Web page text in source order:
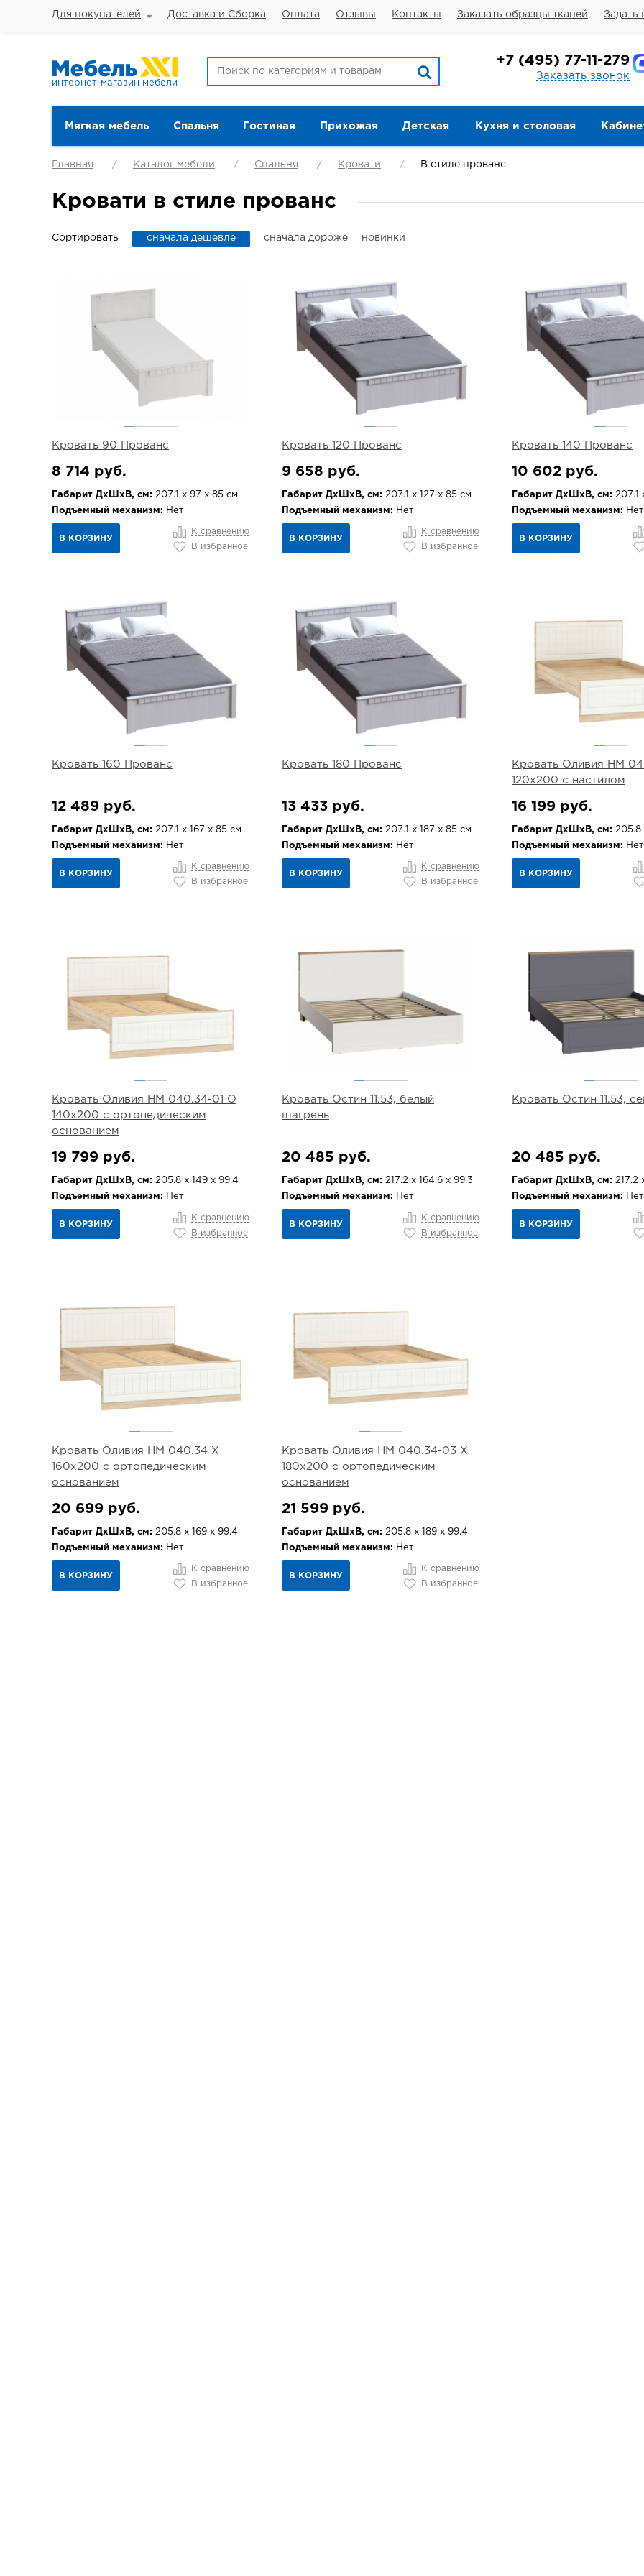
Для покупателей Доставка и Сборка Оплата Отзывы Контакты Заказать образцы тканей Задать
интернет-магазин мебели
+7 (495) 77-11-279
Заказать звонок
Мягкая мебель Спальня Гостиная Прихожая Детская Кухня и столовая
Главная Каталог мебели Спальня Кровати В стиле прованс
Кровати в стиле прованс
Сортировать сначала дешевле сначала дороже новинки
Кровать 90 Прованс
8 714 руб.
Габарит ДхШхВ, см: 207.1 х 97 х 85 см
Подъемный механизм: Нет
В КОРЗИНУ
К сравнению
В избранное
Кровать 120 Прованс
9 658 руб.
Габарит ДхШхВ, см: 207.1 х 127 х 85 см
Подъемный механизм: Нет
В КОРЗИНУ
К сравнению
В избранное
Кровать 140 Прованс
10 602 руб.
Габарит ДхШхВ, см: 207.1
Подъемный механизм: Нет
В КОРЗИНУ
Кровать 160 Прованс
12 489 руб.
Габарит ДхШхВ, см: 207.1 х 167 х 85 см
Подъемный механизм: Нет
В КОРЗИНУ
К сравнению
В избранное
Кровать 180 Прованс
13 433 руб.
Габарит ДхШхВ, см: 207.1 х 187 х 85 см
Подъемный механизм: Нет
В КОРЗИНУ
К сравнению
В избранное
Кровать Оливия НМ
120х200 с настилом
16 199 руб.
Габарит ДхШхВ, см: 205.8
Подъемный механизм: Нет
В КОРЗИНУ
Кровать Оливия НМ 040.34-01 О
140х200 с ортопедическим
основанием
19 799 руб.
Габарит ДхШхВ, см: 205.8 х 149 х 99.4
Подъемный механизм: Нет
В КОРЗИНУ
К сравнению
В избранное
Кровать Остин 11.53, белый
шагрень
20 485 руб.
Габарит ДхШхВ, см: 217.2 х 164.6 х 99.3
Подъемный механизм: Нет
В КОРЗИНУ
К сравнению
В избранное
Кровать Остин 11.53,
20 485 руб.
Габарит ДхШхВ, см: 217.2
Подъемный механизм: Нет
В КОРЗИНУ
Кровать Оливия НМ 040.34 Х
160х200 с ортопедическим
основанием
20 699 руб.
Габарит ДхШхВ, см: 205.8 х 169 х 99.4
Подъемный механизм: Нет
В КОРЗИНУ
К сравнению
В избранное
Кровать Оливия НМ 040.34-03 Х
180х200 с ортопедическим
основанием
21 599 руб.
Габарит ДхШхВ, см: 205.8 х 189 х 99.4
Подъемный механизм: Нет
В КОРЗИНУ
К сравнению
В избранное